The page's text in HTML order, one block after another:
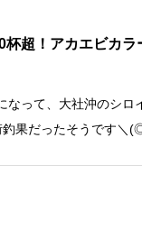
杯超！アカエビカ
なって、大社沖のシロ
釣果だったそうです＼